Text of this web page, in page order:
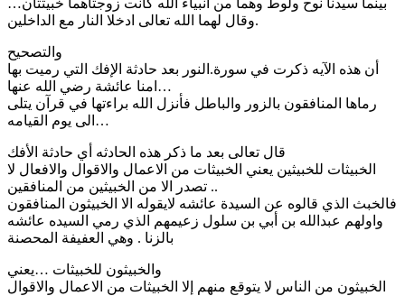
بينما سيدنا نوح ولوط وهما من انبياء الله كانت زوجتاهما خبيثتان…
وقال لهما الله تعالى ادخلا النار مع الداخلين.
والتصحيح
أن هذه الآيه ذكرت في سورة.النور بعد حادثة الإفك التي رميت بها
امنا عائشة رضي الله عنها…
رماها المنافقون بالزور والباطل فأنزل الله براءتها في قرآن يتلى
الى يوم القيامه…
قال تعالى بعد ما ذكر هذه الحادثه أي حادثة الأفك
الخبيثات للخبيثين يعني الخبيثات من الاعمال والاقوال والافعال لا
تصدر الا من الخبيثين من المنافقين ..
فالخبث الذي قالوه عن السيدة عائشه لايقوله الا الخبيثون المنافقون
واولهم عبدالله بن أبي بن سلول زعيمهم الذي رمي السيده عائشه
بالزنا . وهي العفيفة المحصنة
والخبيثون للخبيثات …يعني
الخبيثون من الناس لا يتوقع منهم إلا الخبيثات من الاعمال والاقوال